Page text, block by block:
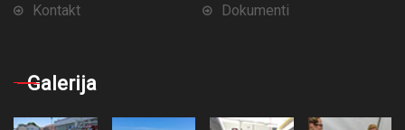
Kontakt
Dokumenti
Galerija